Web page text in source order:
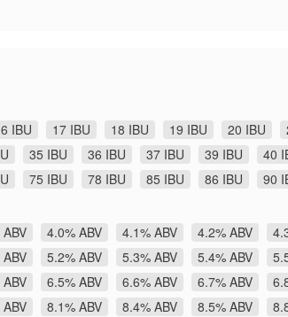
IBU 17 IBU 18 IBU 19 IBU 20 IBU
35 IBU 36 IBU 37 IBU 39 IBU 40
75 IBU 78 IBU 85 IBU 86 IBU 90
4.0% ABV 4.1% ABV 4.2% ABV
5.2% ABV 5.3% ABV 5.4% ABV
6.5% ABV 6.6% ABV 6.7% ABV
8.1% ABV 8.4% ABV 8.5% ABV